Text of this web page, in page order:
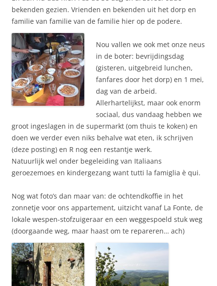
bekenden gezien. Vrienden en bekenden uit het dorp en
familie van familie van de familie hier op de podere.
Nou vallen we ook met onze neus
in de boter: bevrijdingsdag
(gisteren, uitgebreid lunchen,
fanfares door het dorp) en 1 mei,
dag van de arbeid.
Allerhartelijkst, maar ook enorm
sociaal, dus vandaag hebben we
groot ingeslagen in de supermarkt (om thuis te koken) en
doen we verder even niks behalve wat eten, ik schrijven
(deze posting) en R nog een restantje werk.
Natuurlijk wel onder begeleiding van Italiaans
geroezemoes en kindergezang want tutti la famiglia è qui.
Nog wat foto’s dan maar van: de ochtendkoffie in het
zonnetje voor ons appartement, uitzicht vanaf La Fonte, de
lokale wespen-stofzuigeraar en een weggespoeld stuk weg
(doorgaande weg, maar haast om te repareren… ach)